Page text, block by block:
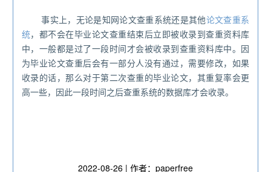
事实上，无论是知网论文查重系统还是其他论文查重系
统，都不会在毕业论文查重结束后立即被收录到查重资料库
中，一般都是过了一段时间才会被收录到查重资料库中。因
为毕业论文查重后会有一部分人没有通过，需要修改，如果
收录的话，那么对于第二次查重的毕业论文，其重复率会更
高一些，因此一段时间之后查重系统的数据库才会收录。
2022-08-26 | 作者：paperfree